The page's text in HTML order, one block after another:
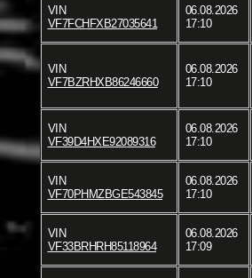
VIN
VF7FCHFXB27035641
06.08.2026
17:10
VIN
VF7BZRHXB86246660
06.08.2026
17:10
VIN
VF39D4HXE92089316
06.08.2026
17:10
VIN
VF70PHMZBGE543845
06.08.2026
17:10
VIN
VF33BRHRH85118964
06.08.2026
17:09